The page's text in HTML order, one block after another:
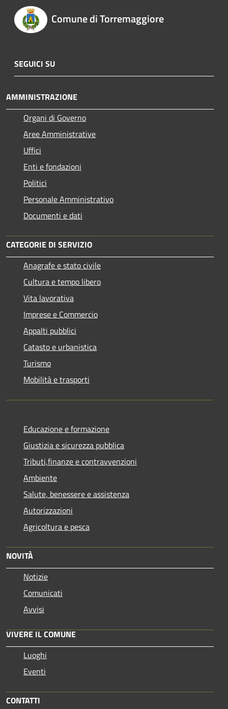
Comune di Torremaggiore
SEGUICI SU
AMMINISTRAZIONE
Organi di Governo
Aree Amministrative
Uffici
Enti e fondazioni
Politici
Personale Amministrativo
Documenti e dati
CATEGORIE DI SERVIZIO
Anagrafe e stato civile
Cultura e tempo libero
Vita lavorativa
Imprese e Commercio
Appalti pubblici
Catasto e urbanistica
Turismo
Mobilità e trasporti
Educazione e formazione
Giustizia e sicurezza pubblica
Tributi,finanze e contravvenzioni
Ambiente
Salute, benessere e assistenza
Autorizzazioni
Agricoltura e pesca
NOVITÀ
Notizie
Comunicati
Avvisi
VIVERE IL COMUNE
Luoghi
Eventi
CONTATTI